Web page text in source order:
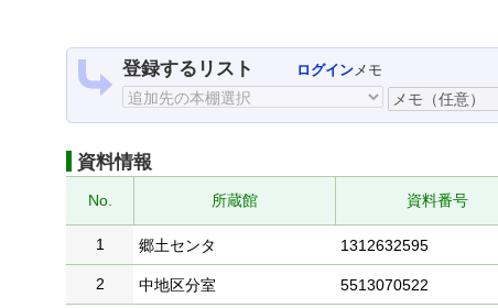
登録するリスト ログインメモ
資料情報
No. 所蔵館 資料番号
1
郷土センタ 1312632595
2 中地区分室 5513070522